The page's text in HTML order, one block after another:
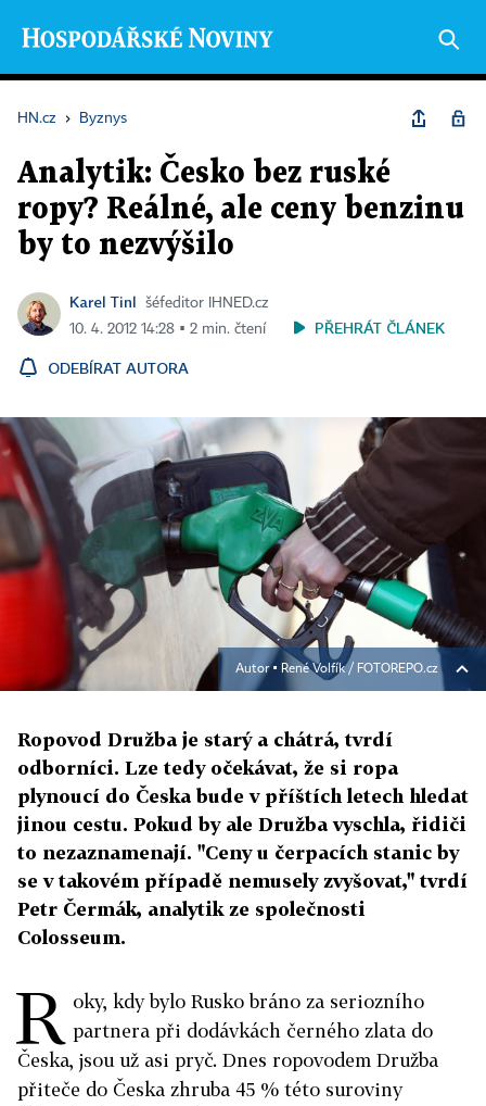
HN.cz › Byznys
Analytik: Česko bez ruské
ropy? Reálné, ale ceny benzinu
by to nezvýšilo
Karel Tinl
šéfeditor IHNED.cz
10. 4. 2012 14:28 ▪ 2 min. čtení
PŘEHRÁT ČLÁNEK
ODEBÍRAT AUTORA
Autor ▪ René Volfík / FOTOREPO.cz
Ropovod Družba je starý a chátrá, tvrdí
odborníci. Lze tedy očekávat, že si ropa
plynoucí do Česka bude v příštích letech hledat
jinou cestu. Pokud by ale Družba vyschla, řidiči
to nezaznamenají. "Ceny u čerpacích stanic by
se v takovém případě nemusely zvyšovat," tvrdí
Petr Čermák, analytik ze společnosti
Colosseum.
R oky, kdy bylo Rusko bráno za seriozního
partnera při dodávkách černého zlata do
Česka, jsou už asi pryč. Dnes ropovodem Družba
přiteče do Česka zhruba 45 % této suroviny